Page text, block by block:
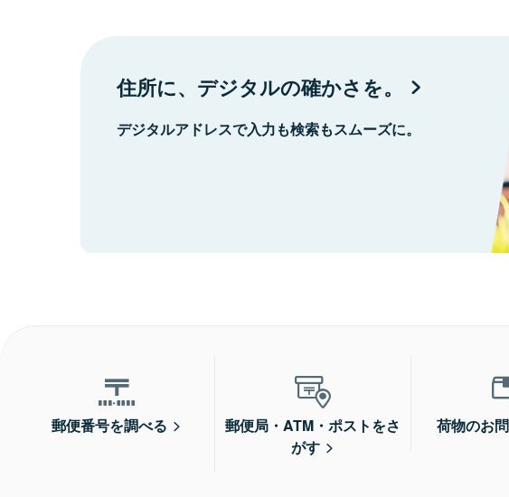
住所に、デジタルの確かさを。
デジタルアドレスで入力も検索もスムーズに。
郵便番号を調べる
郵便局・ATM・ポストをさ
がす
荷物のお